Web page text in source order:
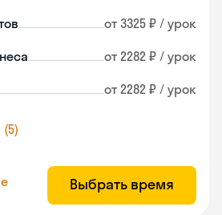
от 3325 ₽ / урок
от 2282 ₽ / урок
от 2282 ₽ / урок
Выбрать время